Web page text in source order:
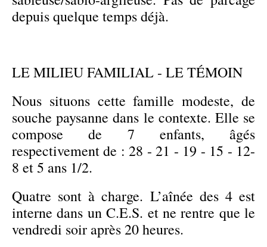
depuis quelque temps déjà.
LE MILIEU FAMILIAL - LE TÉMOIN
Nous situons cette famille modeste, de
souche paysanne dans le contexte. Elle se
compose de 7 enfants, âgés
respectivement de : 28 - 21 - 19 - 15 - 12-
8 et 5 ans 1/2.
Quatre sont à charge. L’aînée des 4 est
interne dans un C.E.S. et ne rentre que le
vendredi soir après 20 heures.